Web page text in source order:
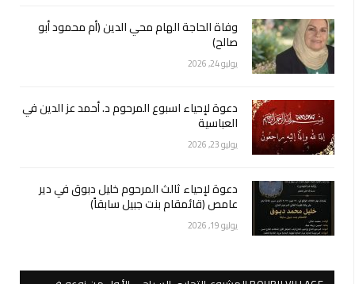
وفاة الحاجة الهام محي الدين (أم محمود أبو
صالح)
يوليو 24, 2026
دعوة لإحياء اسبوع المرحوم د. أحمد عز الدين في
العباسية
يوليو 23, 2026
دعوة لإحياء ثالث المرحوم خليل دبوق في دير
عامص (قائمقام بنت جبيل سابقاً)
يوليو 19, 2026